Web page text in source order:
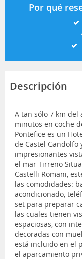
Por qué
Descripción
A tan sólo 7 km del
minutos en coche
Pontefice es un
de Castel Gandolfo
impresionantes
el mar Tirreno
Castelli Romani,
las comodidades:
acondicionado,
set para preparar
las cuales tienen
espaciosas, con
decoradas con
está incluido en el
el aparcamiento